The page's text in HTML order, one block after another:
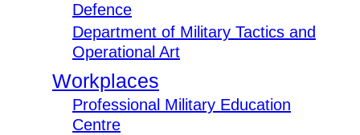
Defence
Department of Military Tactics and
Operational Art
Workplaces
Professional Military Education
Centre